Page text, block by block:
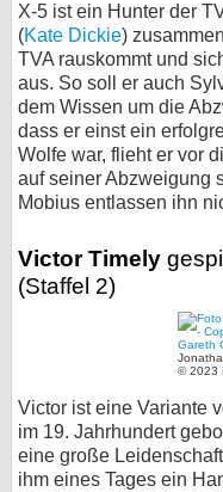
X-5 ist ein Hunter der
(Kate Dickie)
TVA rauskommt und
aus. So soll er auch
dem Wissen um die
dass er einst ein
Wolfe war, flieht er vor
auf seiner Abzweigung
Mobius entlassen ihn
Victor Timely
(Staffel 2)
© 2023
Victor ist eine Variante
im 19. Jahrhundert
eine große
ihm eines Tages ein